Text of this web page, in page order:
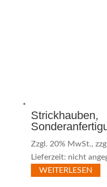
Strickhauben,
Zzgl. 20% MwSt.,
Lieferzeit: nicht
WEITERLESEN